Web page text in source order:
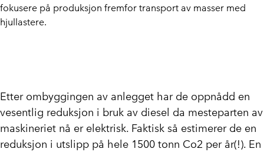
fokusere på produksjon fremfor transport av masser med
hjullastere.
Etter ombyggingen av anlegget har de oppnådd en
vesentlig reduksjon i bruk av diesel da mesteparten av
maskineriet nå er elektrisk. Faktisk så estimerer de en
reduksjon i utslipp på hele 1500 tonn Co2 per år(!). En